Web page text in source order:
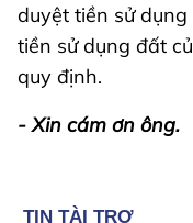
duyệt tiền sử
tiền sử dụng đất
quy định.
- Xin cám ơn ông.